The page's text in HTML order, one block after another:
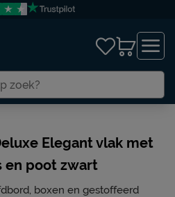
Elegant vlak met
en poot zwart
boxen en gestoffeerd